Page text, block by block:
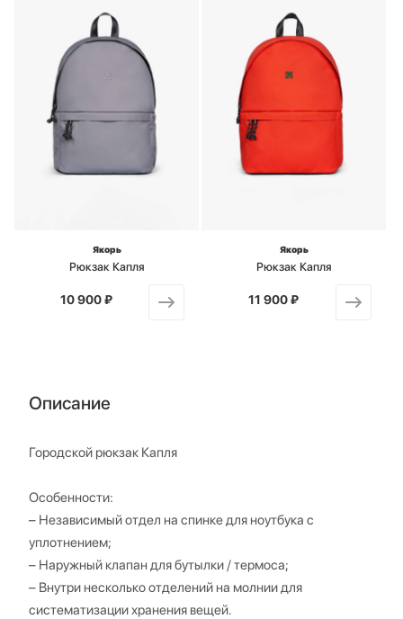
Якорь
Рюкзак Капля
от
10 900 ₽
Якорь
Рюкзак Капля
от
11 900 ₽
Описание
Городской рюкзак Капля
Особенности:
– Независимый отдел на спинке для ноутбука с
уплотнением;
– Наружный клапан для бутылки / термоса;
– Внутри несколько отделений на молнии для
систематизации хранения вещей.